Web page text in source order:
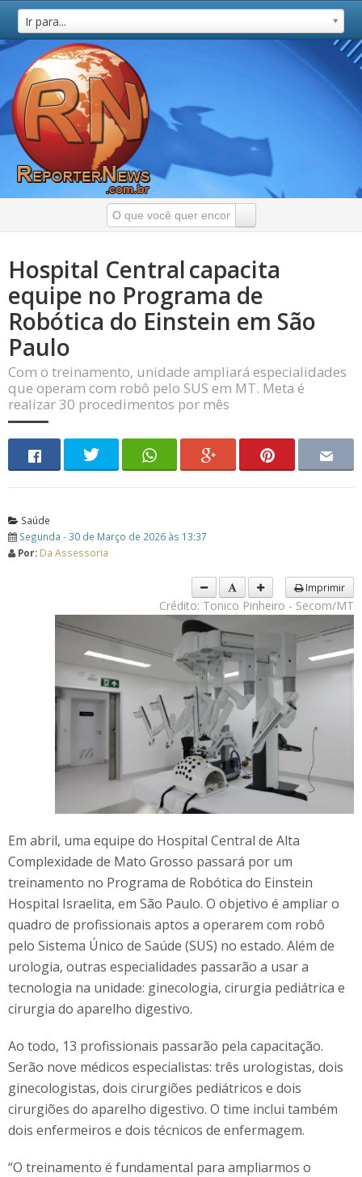
Ir para...
Hospital Central capacita
equipe no Programa de
Robótica do Einstein em São
Paulo
Com o treinamento, unidade ampliará especialidades
que operam com robô pelo SUS em MT. Meta é
realizar 30 procedimentos por mês
Saúde
Segunda - 30 de Março de 2026 às 13:37
Por: Da Assessoria
Imprimir
Crédito: Tonico Pinheiro - Secom/MT
Em abril, uma equipe do Hospital Central de Alta
Complexidade de Mato Grosso passará por um
treinamento no Programa de Robótica do Einstein
Hospital Israelita, em São Paulo. O objetivo é ampliar o
quadro de profissionais aptos a operarem com robô
pelo Sistema Único de Saúde (SUS) no estado. Além de
urologia, outras especialidades passarão a usar a
tecnologia na unidade: ginecologia, cirurgia pediátrica e
cirurgia do aparelho digestivo.
Ao todo, 13 profissionais passarão pela capacitação.
Serão nove médicos especialistas: três urologistas, dois
ginecologistas, dois cirurgiões pediátricos e dois
cirurgiões do aparelho digestivo. O time inclui também
dois enfermeiros e dois técnicos de enfermagem.
“O treinamento é fundamental para ampliarmos o